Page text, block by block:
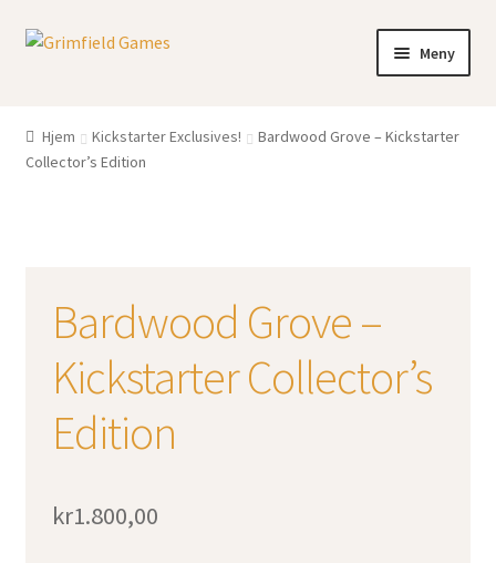
Hopp
Hopp
Meny
Nettbutikk
Hjem Kickstarter Exclusives!
Bardwood Grove – Kickstarter
Collector’s Edition
Bardwood Grove –
Kickstarter Collector’s
Edition
kr1.800,00